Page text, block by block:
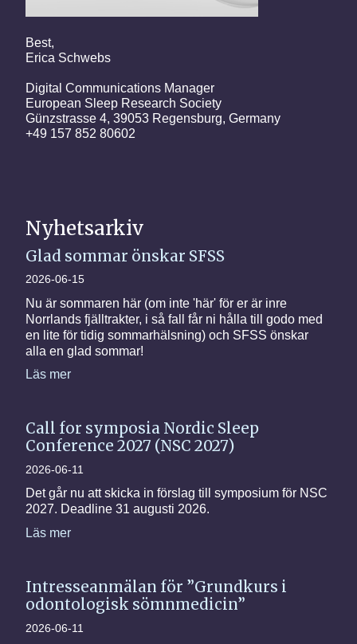
Best,
Erica Schwebs
Digital Communications Manager
European Sleep Research Society
Günzstrasse 4, 39053 Regensburg, Germany
+49 157 852 80602
Nyhetsarkiv
Glad sommar önskar SFSS
2026-06-15
Nu är sommaren här (om inte 'här' för er är inre
Norrlands fjälltrakter, i så fall får ni hålla till godo med
en lite för tidig sommarhälsning) och SFSS önskar
alla en glad sommar!
Läs mer
Call for symposia Nordic Sleep
Conference 2027 (NSC 2027)
2026-06-11
Det går nu att skicka in förslag till symposium för NSC
2027. Deadline 31 augusti 2026.
Läs mer
Intresseanmälan för ”Grundkurs i
odontologisk sömnmedicin”
2026-06-11